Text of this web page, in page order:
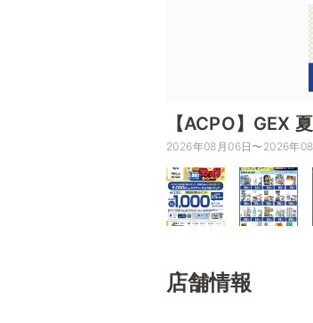
【ACPO】GEX
2026年08月06日〜2026年
店舗情報